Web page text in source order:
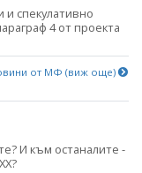
и спекулативно
4 от проекта
от МФ (виж още)
И към останалите -